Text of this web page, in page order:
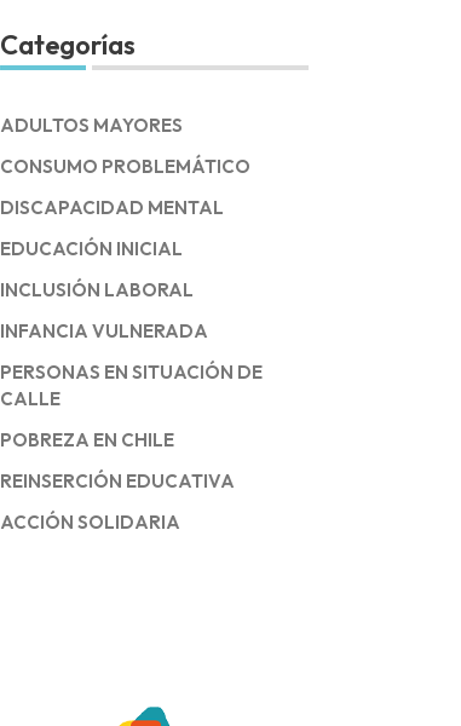
Categorías
ADULTOS MAYORES
CONSUMO PROBLEMÁTICO
DISCAPACIDAD MENTAL
EDUCACIÓN INICIAL
INCLUSIÓN LABORAL
INFANCIA VULNERADA
PERSONAS EN SITUACIÓN DE
CALLE
POBREZA EN CHILE
REINSERCIÓN EDUCATIVA
ACCIÓN SOLIDARIA